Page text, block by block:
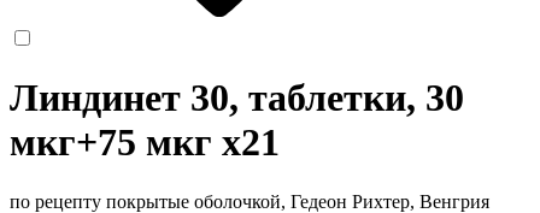
Линдинет 30, таблетки, 30
мкг+75 мкг x21
по рецепту покрытые оболочкой, Гедеон Рихтер, Венгрия